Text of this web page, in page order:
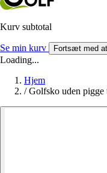
Kurv subtotal
Se min kurv Fortsæt med
Loading...
Hjem
/ Golfsko uden